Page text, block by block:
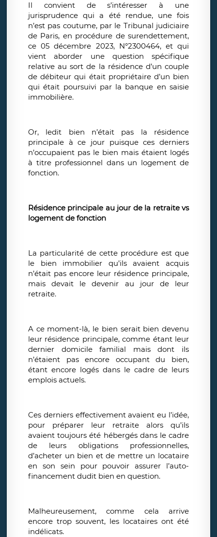
Il convient de s’intéresser à une
jurisprudence qui a été rendue, une fois
n’est pas coutume, par le Tribunal judiciaire
de Paris, en procédure de surendettement,
ce 05 décembre 2023, N°2300464, et qui
vient aborder une question spécifique
relative au sort de la résidence d’un couple
de débiteur qui était propriétaire d’un bien
qui était poursuivi par la banque en saisie
immobilière.
Or, ledit bien n’était pas la résidence
principale à ce jour puisque ces derniers
n’occupaient pas le bien mais étaient logés
à titre professionnel dans un logement de
fonction.
Résidence principale au jour de la retraite vs
logement de fonction
La particularité de cette procédure est que
le bien immobilier qu’ils avaient acquis
n’était pas encore leur résidence principale,
mais devait le devenir au jour de leur
retraite.
A ce moment-là, le bien serait bien devenu
leur résidence principale, comme étant leur
dernier domicile familial mais dont ils
n’étaient pas encore occupant du bien,
étant encore logés dans le cadre de leurs
emplois actuels.
Ces derniers effectivement avaient eu l’idée,
pour préparer leur retraite alors qu’ils
avaient toujours été hébergés dans le cadre
de leurs obligations professionnelles,
d’acheter un bien et de mettre un locataire
en son sein pour pouvoir assurer l’auto-
financement dudit bien en question.
Malheureusement, comme cela arrive
encore trop souvent, les locataires ont été
indélicats.